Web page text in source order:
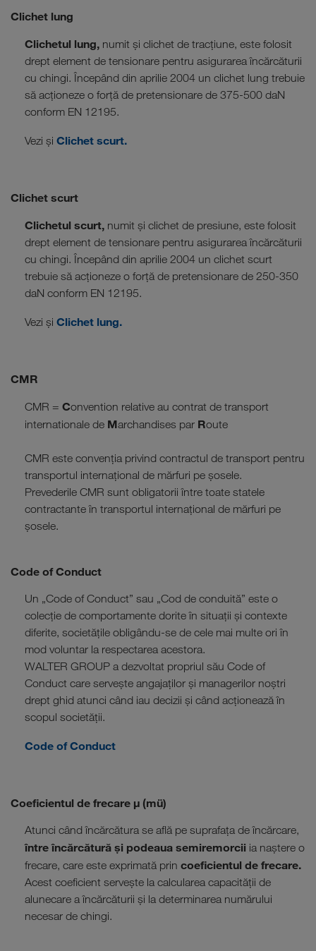
Clichet lung
Clichetul lung, numit și clichet de tracțiune, este folosit
drept element de tensionare pentru asigurarea încărcăturii
cu chingi. Începând din aprilie 2004 un clichet lung trebuie
să acționeze o forță de pretensionare de 375-500 daN
conform EN 12195.
Vezi și Clichet scurt.
Clichet scurt
Clichetul scurt, numit și clichet de presiune, este folosit
drept element de tensionare pentru asigurarea încărcăturii
cu chingi. Începând din aprilie 2004 un clichet scurt
trebuie să acționeze o forță de pretensionare de 250-350
daN conform EN 12195.
Vezi și Clichet lung.
CMR
CMR = Convention relative au contrat de transport
internationale de Marchandises par Route
CMR este convenția privind contractul de transport pentru
transportul internațional de mărfuri pe șosele.
Prevederile CMR sunt obligatorii între toate statele
contractante în transportul internațional de mărfuri pe
șosele.
Code of Conduct
Un „Code of Conduct” sau „Cod de conduită” este o
colecție de comportamente dorite în situații și contexte
diferite, societățile obligându-se de cele mai multe ori în
mod voluntar la respectarea acestora.
WALTER GROUP a dezvoltat propriul său Code of
Conduct care servește angajaților și managerilor noștri
drept ghid atunci când iau decizii și când acționează în
scopul societății.
Code of Conduct
Coeficientul de frecare µ (mü)
Atunci când încărcătura se află pe suprafața de încărcare,
între încărcătură și podeaua semiremorcii ia naștere o
frecare, care este exprimată prin coeficientul de frecare.
Acest coeficient servește la calcularea capacității de
alunecare a încărcăturii și la determinarea numărului
necesar de chingi.